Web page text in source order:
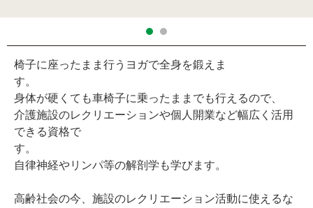
椅子に座ったまま行うヨガで全身を鍛えま
身体が硬くても車椅子に乗ったままでも行えるので、
介護施設のレクリエーションや個人開業など幅広く活用
できる資格で
自律神経やリンパ等の解剖学も学びます。
高齢社会の今、施設のレクリエーション活動に使えるな